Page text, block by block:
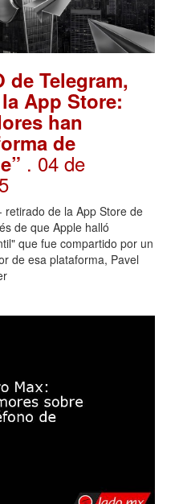
de Telegram,
App Store:
han
de
. 04 de
de la App Store de
de que Apple halló
que fue compartido por un
de esa plataforma, Pavel